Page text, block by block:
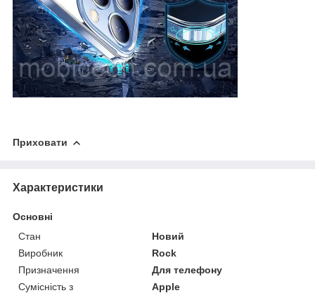
Приховати
Характеристики
Основні
Стан
Новий
Виробник
Rock
Призначення
Для телефону
Сумісність з
Apple